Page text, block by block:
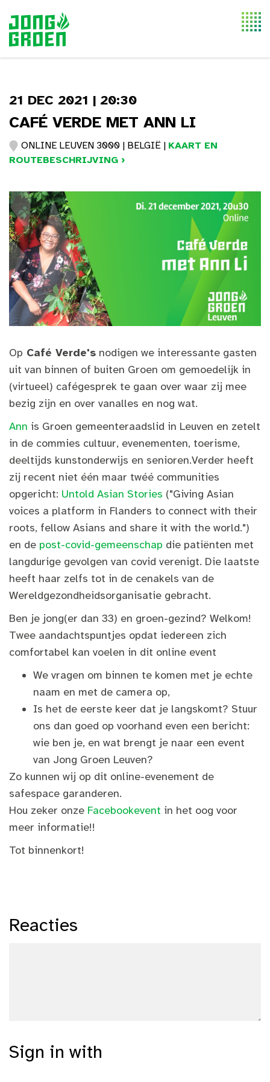
21 DEC 2021 | 20:30
CAFÉ VERDE MET ANN LI
ONLINE LEUVEN 3000 | BELGIË | KAART EN
ROUTEBESCHRIJVING ›
Op Café Verde's nodigen we interessante gasten
uit van binnen of buiten Groen om gemoedelijk in
(virtueel) cafégesprek te gaan over waar zij mee
bezig zijn en over vanalles en nog wat.
Ann is Groen gemeenteraadslid in Leuven en zetelt
in de commies cultuur, evenementen, toerisme,
deeltijds kunstonderwijs en senioren.Verder heeft
zij recent niet één maar twéé communities
opgericht: Untold Asian Stories ("Giving Asian
voices a platform in Flanders to connect with their
roots, fellow Asians and share it with the world.")
en de post-covid-gemeenschap die patiënten met
langdurige gevolgen van covid verenigt. Die laatste
heeft haar zelfs tot in de cenakels van de
Wereldgezondheidsorganisatie gebracht.
Ben je jong(er dan 33) en groen-gezind? Welkom!
Twee aandachtspuntjes opdat iedereen zich
comfortabel kan voelen in dit online event
We vragen om binnen te komen met je echte
naam en met de camera op,
Is het de eerste keer dat je langskomt? Stuur
ons dan goed op voorhand even een bericht:
wie ben je, en wat brengt je naar een event
van Jong Groen Leuven?
Zo kunnen wij op dit online-evenement de
safespace garanderen.
Hou zeker onze Facebookevent in het oog voor
meer informatie!!
Tot binnenkort!
Reacties
Sign in with